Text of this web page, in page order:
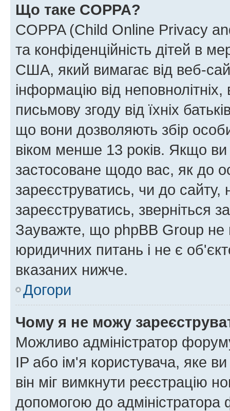
Що таке COPPA?
COPPA (Child Online Privacy
та конфіденційність дітей в
США, який вимагає від веб-
інформацію від
письмову згоду від їхніх
що вони дозволяють збір
віком менше 13 років. Якщо
застосоване щодо вас, як до
зареєструватись, чи до
зареєструватись, зверніться
Зауважте, що phpBB Group не
юридичних питань і не є
вказаних нижче.
Догори
Чому я не можу
Можливо адміністратор
IP або ім'я користувача, яке
він міг вимкнути реєстрацію
допомогою до адміністратора